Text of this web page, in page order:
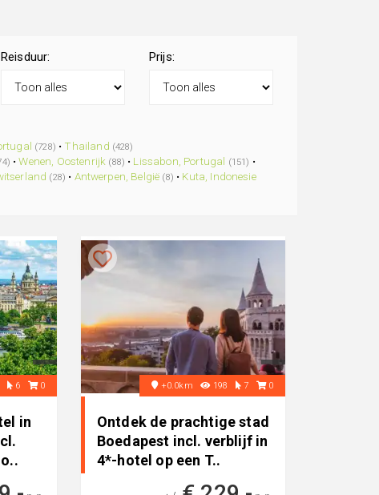
Reisduur: Prijs:
(728) • Thailand (428)
•Wenen, Oostenrijk (88) • Lissabon, Portugal (151) •
(28) • Antwerpen, België (8) • Kuta, Indonesie
6 0
in
+0.0km 198 7 0
Ontdek de prachtige stad
Boedapest incl. verblijf in
4*-hotel op een T..